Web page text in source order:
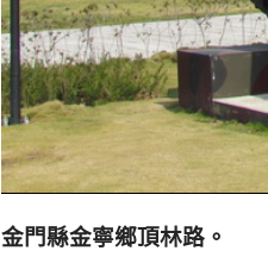
金門縣金寧鄉頂林路。